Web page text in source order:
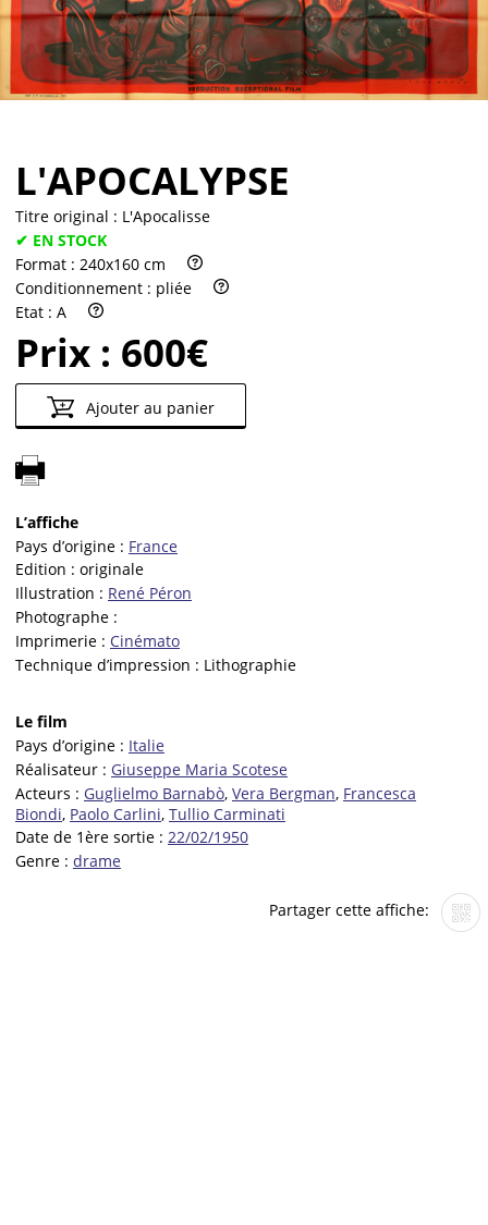
Vendre
L'APOCALYPSE
Titre original : L'Apocalisse
✔ EN STOCK
Format : 240x160 cm
Conditionnement : pliée
Etat : A
Prix : 600€
Ajouter au panier
L’affiche
Pays d’origine : France
Edition : originale
Illustration : René Péron
Photographe :
Imprimerie : Cinémato
Technique d’impression : Lithographie
Le film
Pays d’origine : Italie
Réalisateur : Giuseppe Maria Scotese
Acteurs : Guglielmo Barnabò, Vera Bergman, Francesca
Biondi, Paolo Carlini, Tullio Carminati
Date de 1ère sortie : 22/02/1950
Genre : drame
Partager cette affiche: